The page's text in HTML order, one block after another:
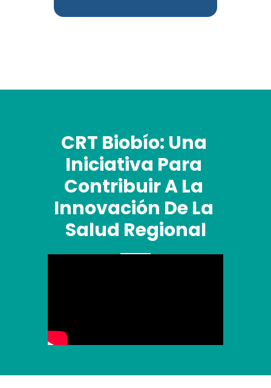
CRT Biobío: Una
Iniciativa Para
Contribuir A La
Innovación De La
Salud Regional